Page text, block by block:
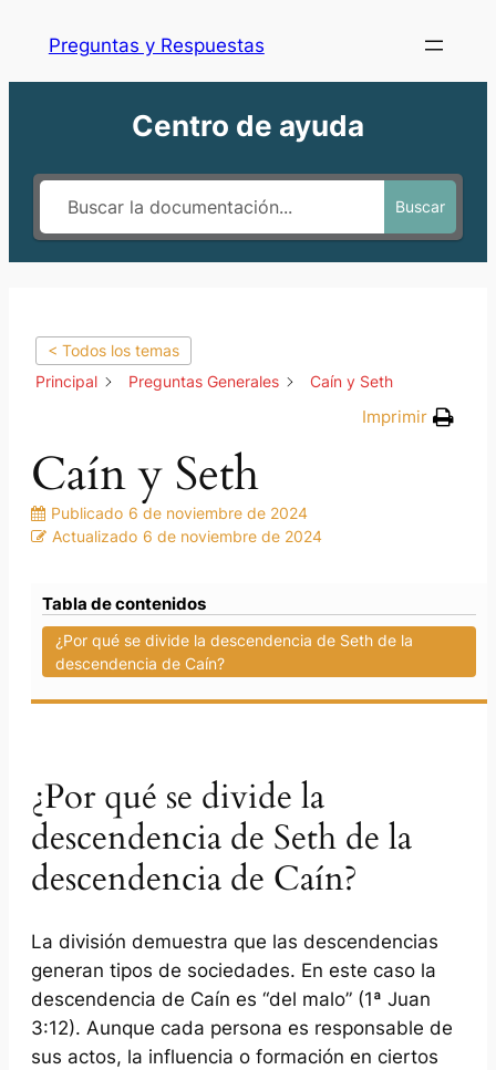
Preguntas y Respuestas
Centro de ayuda
Buscar
< Todos los temas
Principal
Preguntas Generales Caín y Seth
Imprimir
Caín y Seth
Publicado 6 de noviembre de 2024
Actualizado 6 de noviembre de 2024
Tabla de contenidos
¿Por qué se divide la descendencia de Seth de la
descendencia de Caín?
¿Por qué se divide la
descendencia de Seth de la
descendencia de Caín?
La división demuestra que las descendencias
generan tipos de sociedades. En este caso la
descendencia de Caín es “del malo” (1ª Juan
3:12). Aunque cada persona es responsable de
sus actos, la influencia o formación en ciertos